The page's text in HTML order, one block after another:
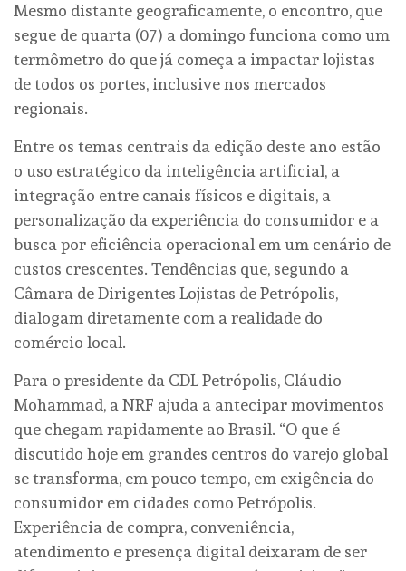
Mesmo distante geograficamente, o encontro, que
segue de quarta (07) a domingo funciona como um
termômetro do que já começa a impactar lojistas
de todos os portes, inclusive nos mercados
regionais.
Entre os temas centrais da edição deste ano estão
o uso estratégico da inteligência artificial, a
integração entre canais físicos e digitais, a
personalização da experiência do consumidor e a
busca por eficiência operacional em um cenário de
custos crescentes. Tendências que, segundo a
Câmara de Dirigentes Lojistas de Petrópolis,
dialogam diretamente com a realidade do
comércio local.
Para o presidente da CDL Petrópolis, Cláudio
Mohammad, a NRF ajuda a antecipar movimentos
que chegam rapidamente ao Brasil. “O que é
discutido hoje em grandes centros do varejo global
se transforma, em pouco tempo, em exigência do
consumidor em cidades como Petrópolis.
Experiência de compra, conveniência,
atendimento e presença digital deixaram de ser